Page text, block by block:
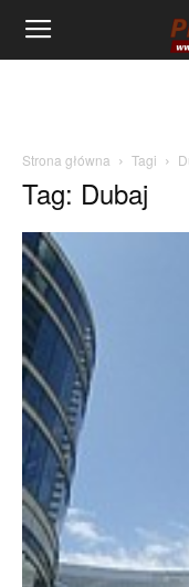
Strona główna Tagi
Tag: Dubaj